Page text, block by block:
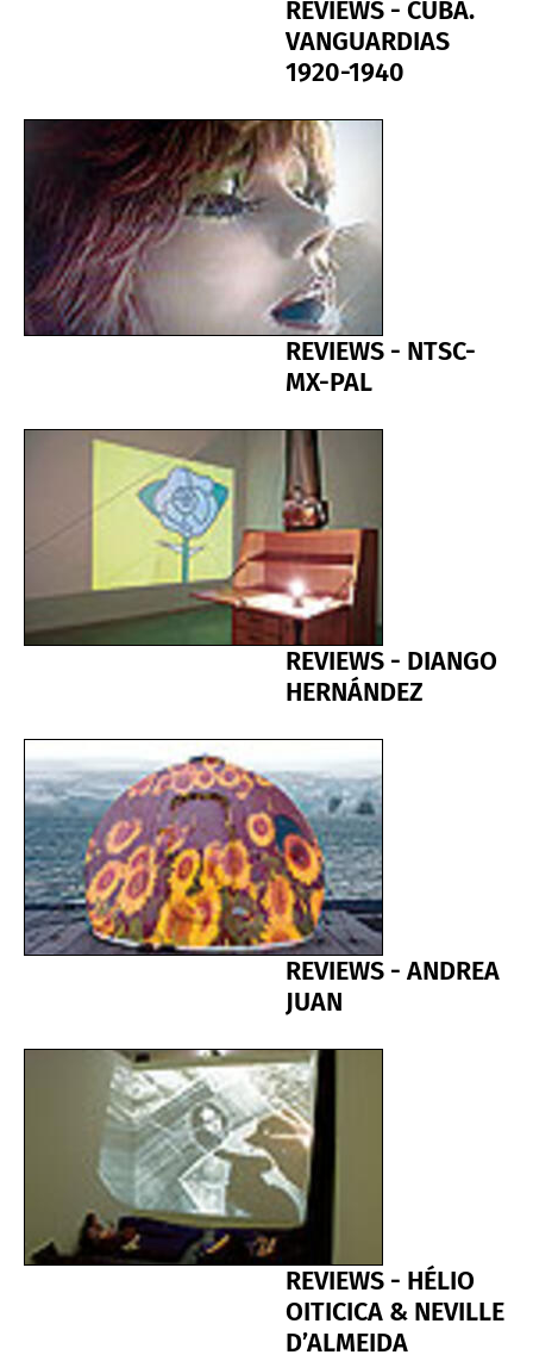
REVIEWS - CUBA.
VANGUARDIAS
1920-1940
REVIEWS - NTSC-
MX-PAL
REVIEWS - DIANGO
HERNÁNDEZ
REVIEWS - ANDREA
JUAN
REVIEWS - HÉLIO
OITICICA & NEVILLE
D’ALMEIDA